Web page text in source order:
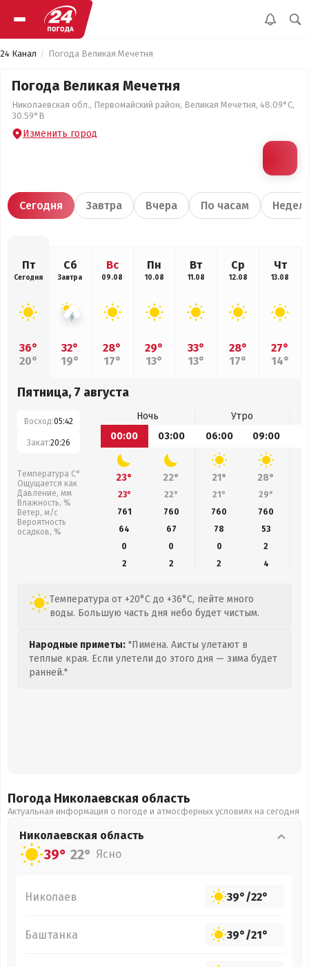
24 Канал Погода Великая Мечетня
Погода Великая Мечетня
Николаевская обл., Первомайский район, Великая Мечетня, 48.09°С,
30.59°В
Изменить город
Сегодня Завтра Вчера По часам
Пт
Сегодня
36°
20°
Сб
Завтра
32°
19°
Вс
09.08
28°
17°
Пн
10.08
29°
13°
Вт
11.08
33°
13°
Ср
12.08
28°
17°
Чт
13.08
27°
14°
Пятница, 7 августа
Восход:05:42
Закат:20:26
Температура С°
Ощущается как
Давление, мм
Влажность, %
Ветер, м/с
Вероятность
осадков, %
Ночь
Утро
00:00
03:00 06:00 09:00
23° 22° 21° 28°
23° 22° 21° 29°
761
760 760 760
64
67 78
53
0
0 0
2
2
2 2 4
Температура от +20°C до +36°C, пейте много
воды. Большую часть дня небо будет чистым.
Народные приметы: "Пимена. Аисты улетают в
теплые края. Если улетели до этого дня — зима будет
ранней."
Погода Николаевская область
Актуальная информация о погоде и атмосферных условиях на сегодня
Николаевская область
39° 22° Ясно
Николаев 39°/22°
Баштанка 39°/21°